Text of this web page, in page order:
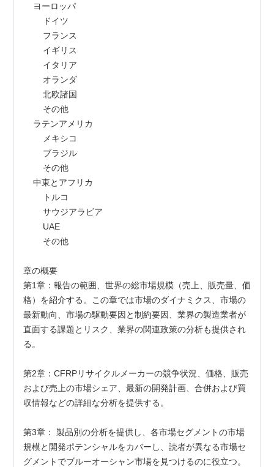
    ヨーロッパ
        ドイツ
        フランス
        イギリス
        イタリア
        オランダ
        北欧諸国
        その他
    ラテンアメリカ
        メキシコ
        ブラジル
        その他
    中東とアフリカ
        トルコ
        サウジアラビア
        UAE
        その他
章の概要
第1章：報告の範囲、世界の総市場規模（売上、販売量、価
格）を紹介する。この章では市場のダイナミクス、市場の
最新動向、市場の駆動要因と制約要因、業界の製造業者が
直面する課題とリスク、業界の関連政策の分析も提供され
る。
第2章：CFRPリサイクルメーカーの競争状況、価格、販売
および売上の市場シェア、最新の開発計画、合併および買
収情報などの詳細な分析を提供する。
第3章： 製品別の分析を提供し、各市場セグメントの市場
規模と開発ポテンシャルをカバーし、読者が異なる市場セ
グメントでブルーオーシャン市場を見つけるのに役立つ。